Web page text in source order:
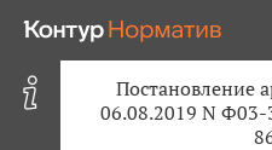
Постановление
06.08.2019 N